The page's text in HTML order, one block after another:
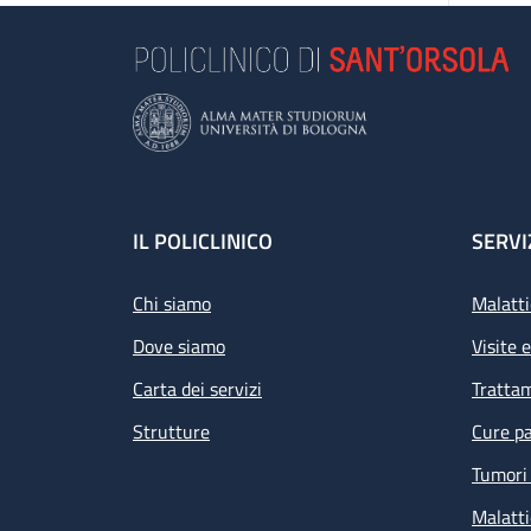
Footer
IL POLICLINICO
Chi siamo
Dove siamo
Carta dei servizi
Strutture
Visite
Cure